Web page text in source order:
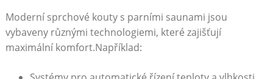
Moderní sprchové kouty s parními saunami jsou
vybaveny různými technologiemi, které zajišťují
maximální komfort.Například: